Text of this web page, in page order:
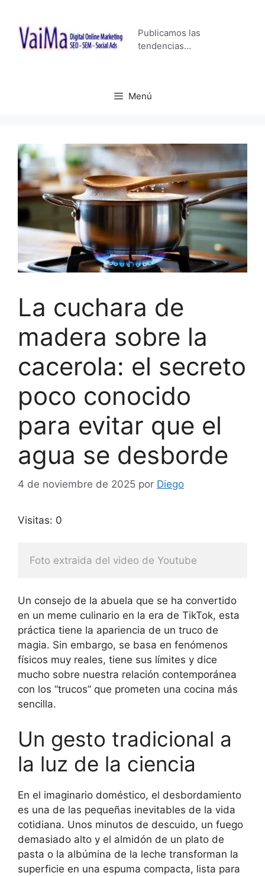
contenido
Publicamos las
tendencias…
Menú
La cuchara de
madera sobre la
cacerola: el secreto
poco conocido
para evitar que el
agua se desborde
4 de noviembre de 2025 por Diego
Visitas: 0
Foto extraida del video de Youtube
Un consejo de la abuela que se ha convertido
en un meme culinario en la era de TikTok, esta
práctica tiene la apariencia de un truco de
magia. Sin embargo, se basa en fenómenos
físicos muy reales, tiene sus límites y dice
mucho sobre nuestra relación contemporánea
con los “trucos” que prometen una cocina más
sencilla.
Un gesto tradicional a
la luz de la ciencia
En el imaginario doméstico, el desbordamiento
es una de las pequeñas inevitables de la vida
cotidiana. Unos minutos de descuido, un fuego
demasiado alto y el almidón de un plato de
pasta o la albúmina de la leche transforman la
superficie en una espuma compacta, lista para